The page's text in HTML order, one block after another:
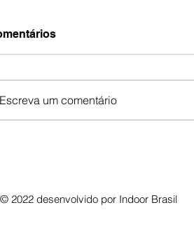
Escreva um comentário
© 2022 desenvolvido por Indoor Brasil